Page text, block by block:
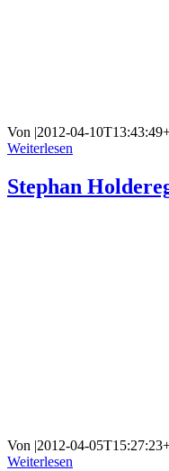
Von |2012-04-
Weiterlesen
Stephan
Von |2012-04-
Weiterlesen